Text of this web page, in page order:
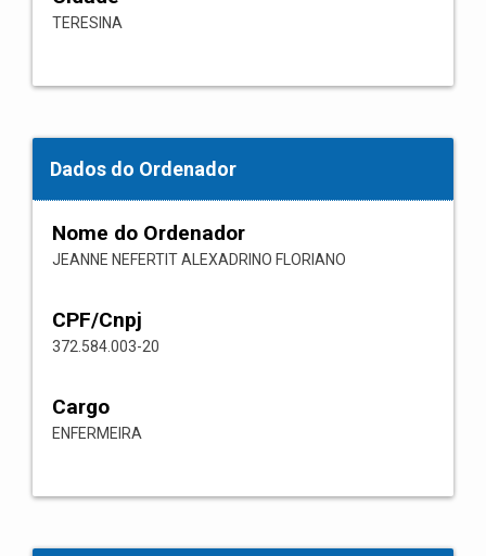
TERESINA
Dados do Ordenador
Nome do Ordenador
JEANNE NEFERTIT ALEXADRINO FLORIANO
CPF/Cnpj
372.584.003-20
Cargo
ENFERMEIRA